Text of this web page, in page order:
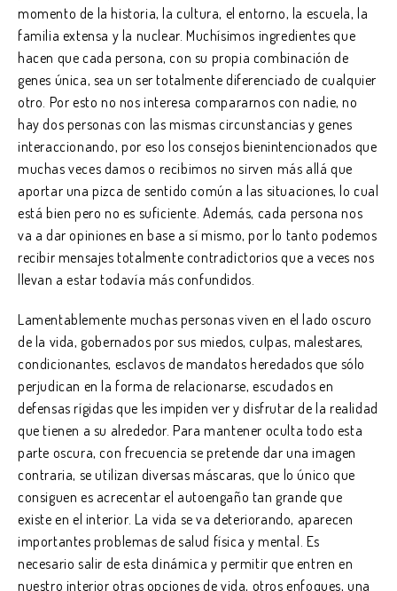
momento de la historia, la cultura, el entorno, la escuela, la
familia extensa y la nuclear. Muchísimos ingredientes que
hacen que cada persona, con su propia combinación de
genes única, sea un ser totalmente diferenciado de cualquier
otro. Por esto no nos interesa compararnos con nadie, no
hay dos personas con las mismas circunstancias y genes
interaccionando, por eso los consejos bienintencionados que
muchas veces damos o recibimos no sirven más allá que
aportar una pizca de sentido común a las situaciones, lo cual
está bien pero no es suficiente. Además, cada persona nos
va a dar opiniones en base a sí mismo, por lo tanto podemos
recibir mensajes totalmente contradictorios que a veces nos
llevan a estar todavía más confundidos.
Lamentablemente muchas personas viven en el lado oscuro
de la vida, gobernados por sus miedos, culpas, malestares,
condicionantes, esclavos de mandatos heredados que sólo
perjudican en la forma de relacionarse, escudados en
defensas rígidas que les impiden ver y disfrutar de la realidad
que tienen a su alrededor. Para mantener oculta todo esta
parte oscura, con frecuencia se pretende dar una imagen
contraria, se utilizan diversas máscaras, que lo único que
consiguen es acrecentar el autoengaño tan grande que
existe en el interior. La vida se va deteriorando, aparecen
importantes problemas de salud física y mental. Es
necesario salir de esta dinámica y permitir que entren en
nuestro interior otras opciones de vida, otros enfoques, una